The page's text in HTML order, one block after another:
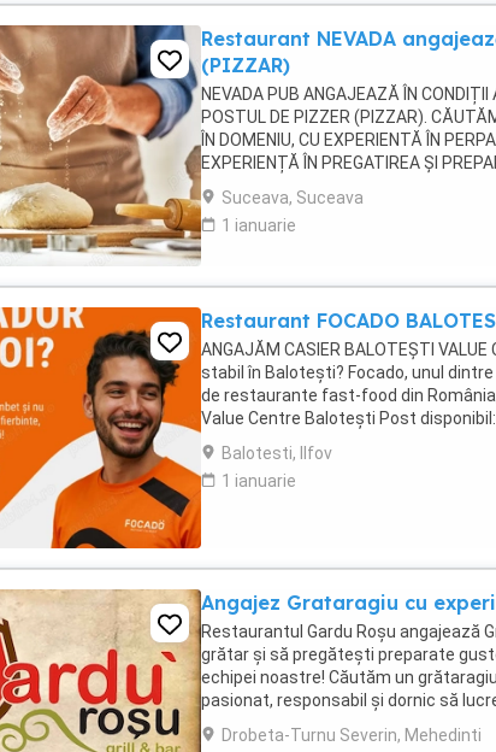
Restaurant NEVADA
(PIZZAR)
NEVADA PUB ANGAJEAZĂ ÎN
POSTUL DE PIZZER (PIZZAR).
ÎN DOMENIU, CU EXPERIENTĂ ÎN
EXPERIENȚĂ ÎN PREGATIREA ȘI
capabilă să lucreze și să respecte un
Suceava, Suceava
1 ianuarie
Restaurant FOCADO
ANGAJĂM CASIER BALOTEȘTI
stabil în Balotești? Focado, unul
de restaurante fast-food din
Value Centre Balotești Post
motivant, plătit ...
Balotesti, Ilfov
1 ianuarie
Angajez Grataragiu cu
Restaurantul Gardu Roșu angajează
grătar și să pregătești preparate
echipei noastre! Căutăm un
pasionat, responsabil și dornic să
avantajos: 2 zile lucrate ...
Drobeta-Turnu Severin, Mehedinti